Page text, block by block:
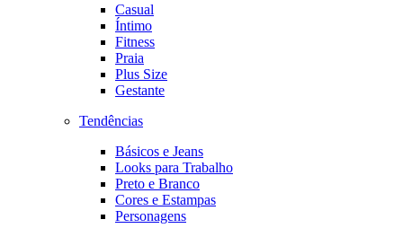
Casual
Íntimo
Fitness
Praia
Plus Size
Gestante
Tendências
Básicos e Jeans
Looks para Trabalho
Preto e Branco
Cores e Estampas
Personagens